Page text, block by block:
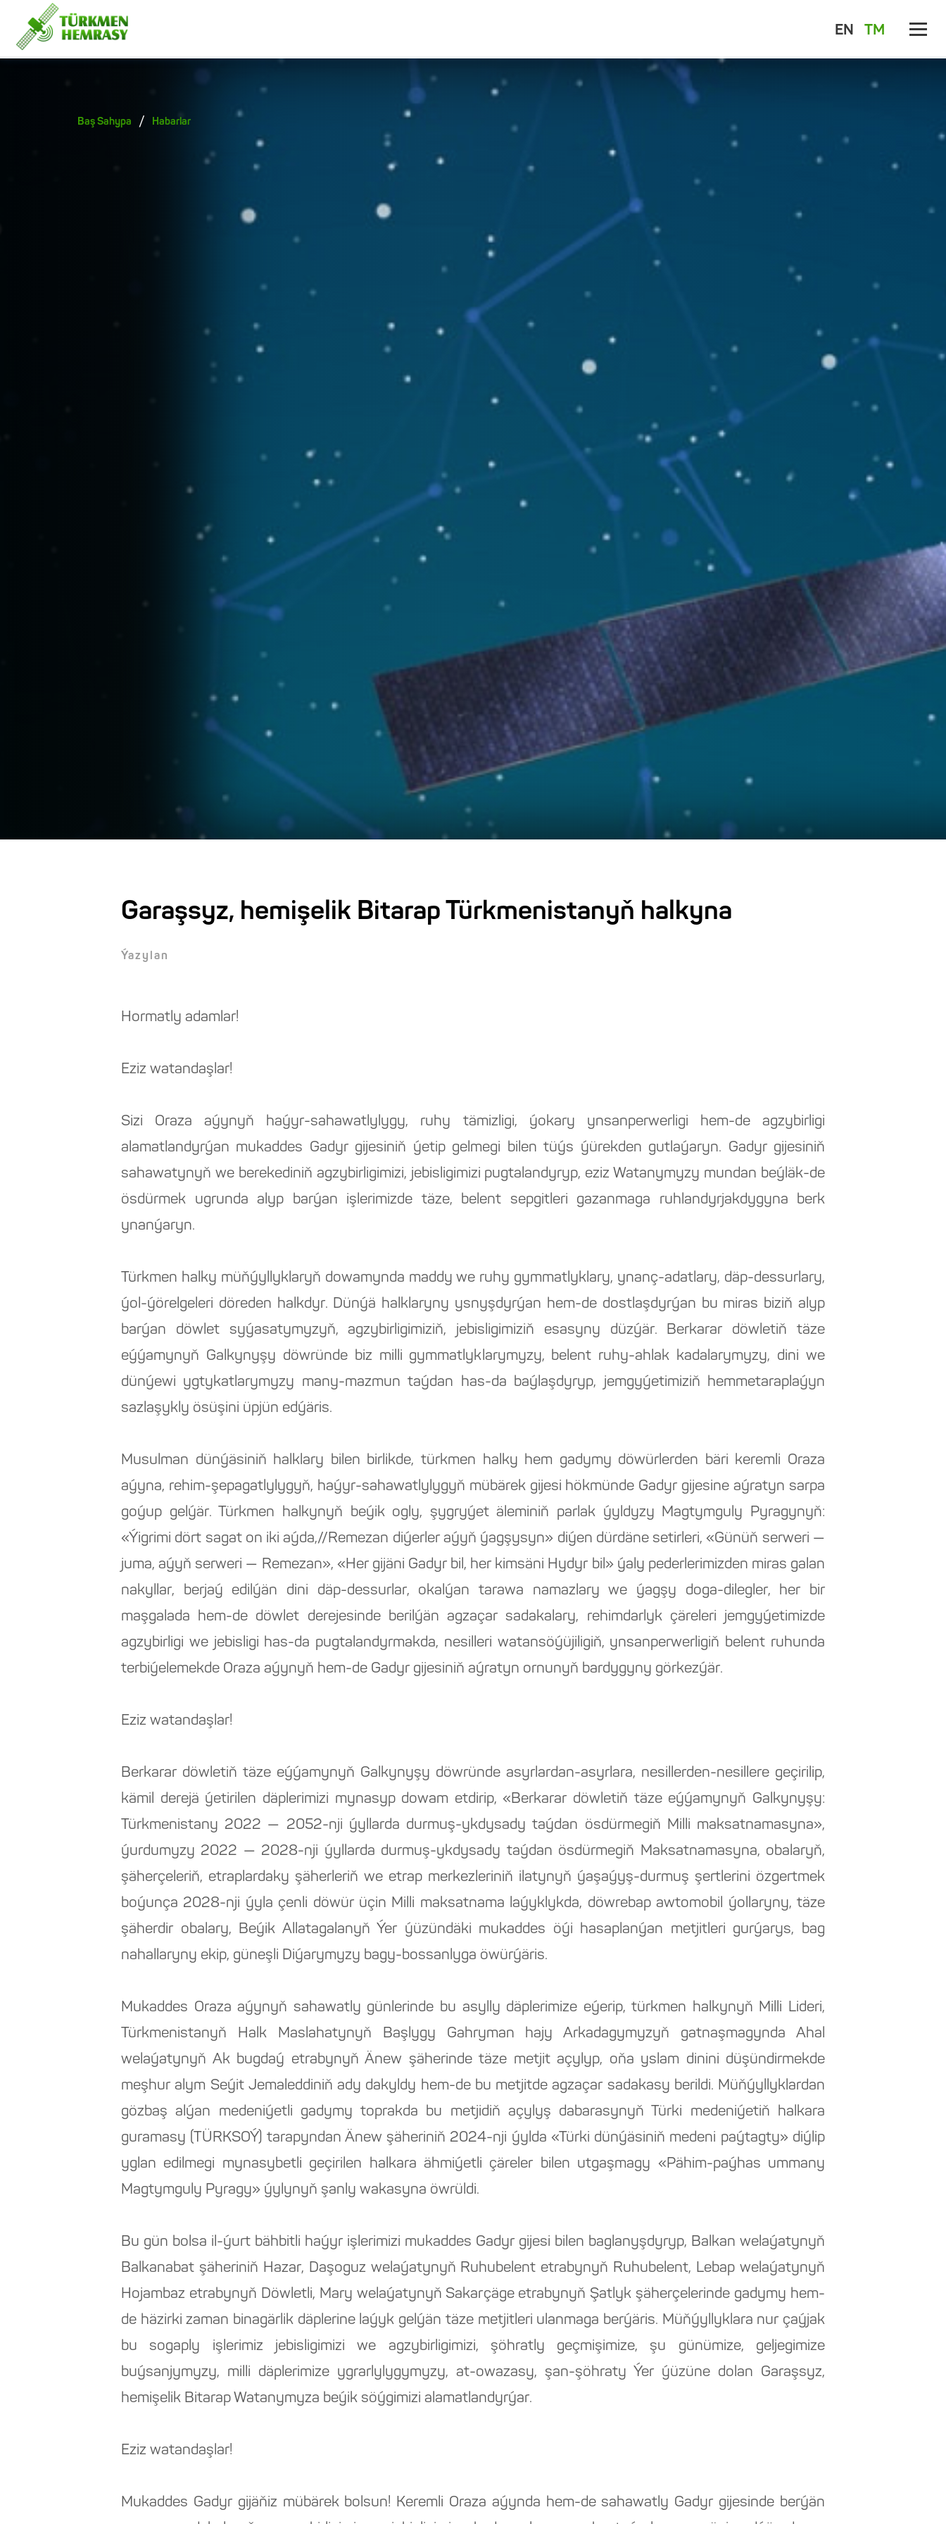
EN TM
Baş Sahypa / Habarlar
Garaşsyz, hemişelik Bitarap Türkmenistanyň halkyna
Ýazylan
Hormatly adamlar!
Eziz watandaşlar!
Sizi Oraza aýynyň haýyr-sahawatlylygy, ruhy tämizligi, ýokary ynsanperwerligi hem-de agzybirligi
alamatlandyrýan mukaddes Gadyr gijesiniň ýetip gelmegi bilen tüýs ýürekden gutlaýaryn. Gadyr gijesiniň
sahawatynyň we berekediniň agzybirligimizi, jebisligimizi pugtalandyryp, eziz Watanymyzy mundan beýläk-de
ösdürmek ugrunda alyp barýan işlerimizde täze, belent sepgitleri gazanmaga ruhlandyrjakdygyna berk
ynanýaryn.
Türkmen halky müňýyllyklaryň dowamynda maddy we ruhy gymmatlyklary, ynanç-adatlary, däp-dessurlary,
ýol-ýörelgeleri döreden halkdyr. Dünýä halklaryny ysnyşdyrýan hem-de dostlaşdyrýan bu miras biziň alyp
barýan döwlet syýasatymyzyň, agzybirligimiziň, jebisligimiziň esasyny düzýär. Berkarar döwletiň täze
eýýamynyň Galkynyşy döwründe biz milli gymmatlyklarymyzy, belent ruhy-ahlak kadalarymyzy, dini we
dünýewi ygtykatlarymyzy many-mazmun taýdan has-da baýlaşdyryp, jemgyýetimiziň hemmetaraplaýyn
sazlaşykly ösüşini üpjün edýäris.
Musulman dünýäsiniň halklary bilen birlikde, türkmen halky hem gadymy döwürlerden bäri keremli Oraza
aýyna, rehim-şepagatlylygyň, haýyr-sahawatlylygyň mübärek gijesi hökmünde Gadyr gijesine aýratyn sarpa
goýup gelýär. Türkmen halkynyň beýik ogly, şygryýet äleminiň parlak ýyldyzy Magtymguly Pyragynyň:
«Ýigrimi dört sagat on iki aýda,//Remezan diýerler aýyň ýagşysyn» diýen dürdäne setirleri, «Günüň serweri —
juma, aýyň serweri — Remezan», «Her gijäni Gadyr bil, her kimsäni Hydyr bil» ýaly pederlerimizden miras galan
nakyllar, berjaý edilýän dini däp-dessurlar, okalýan tarawa namazlary we ýagşy doga-dilegler, her bir
maşgalada hem-de döwlet derejesinde berilýän agzaçar sadakalary, rehimdarlyk çäreleri jemgyýetimizde
agzybirligi we jebisligi has-da pugtalandyrmakda, nesilleri watansöýüjiligiň, ynsanperwerligiň belent ruhunda
terbiýelemekde Oraza aýynyň hem-de Gadyr gijesiniň aýratyn ornunyň bardygyny görkezýär.
Eziz watandaşlar!
Berkarar döwletiň täze eýýamynyň Galkynyşy döwründe asyrlardan-asyrlara, nesillerden-nesillere geçirilip,
kämil derejä ýetirilen däplerimizi mynasyp dowam etdirip, «Berkarar döwletiň täze eýýamynyň Galkynyşy:
Türkmenistany 2022 — 2052-nji ýyllarda durmuş-ykdysady taýdan ösdürmegiň Milli maksatnamasyna»,
ýurdumyzy 2022 — 2028-nji ýyllarda durmuş-ykdysady taýdan ösdürmegiň Maksatnamasyna, obalaryň,
şäherçeleriň, etraplardaky şäherleriň we etrap merkezleriniň ilatynyň ýaşaýyş-durmuş şertlerini özgertmek
boýunça 2028-nji ýyla çenli döwür üçin Milli maksatnama laýyklykda, döwrebap awtomobil ýollaryny, täze
şäherdir obalary, Beýik Allatagalanyň Ýer ýüzündäki mukaddes öýi hasaplanýan metjitleri gurýarys, bag
nahallaryny ekip, güneşli Diýarymyzy bagy-bossanlyga öwürýäris.
Mukaddes Oraza aýynyň sahawatly günlerinde bu asylly däplerimize eýerip, türkmen halkynyň Milli Lideri,
Türkmenistanyň Halk Maslahatynyň Başlygy Gahryman hajy Arkadagymyzyň gatnaşmagynda Ahal
welaýatynyň Ak bugdaý etrabynyň Änew şäherinde täze metjit açylyp, oňa yslam dinini düşündirmekde
meşhur alym Seýit Jemaleddiniň ady dakyldy hem-de bu metjitde agzaçar sadakasy berildi. Müňýyllyklardan
gözbaş alýan medeniýetli gadymy toprakda bu metjidiň açylyş dabarasynyň Türki medeniýetiň halkara
guramasy (TÜRKSOÝ) tarapyndan Änew şäheriniň 2024-nji ýylda «Türki dünýäsiniň medeni paýtagty» diýlip
yglan edilmegi mynasybetli geçirilen halkara ähmiýetli çäreler bilen utgaşmagy «Pähim-paýhas ummany
Magtymguly Pyragy» ýylynyň şanly wakasyna öwrüldi.
Bu gün bolsa il-ýurt bähbitli haýyr işlerimizi mukaddes Gadyr gijesi bilen baglanyşdyryp, Balkan welaýatynyň
Balkanabat şäheriniň Hazar, Daşoguz welaýatynyň Ruhubelent etrabynyň Ruhubelent, Lebap welaýatynyň
Hojambaz etrabynyň Döwletli, Mary welaýatynyň Sakarçäge etrabynyň Şatlyk şäherçelerinde gadymy hem-
de häzirki zaman binagärlik däplerine laýyk gelýän täze metjitleri ulanmaga berýäris. Müňýyllyklara nur çaýjak
bu sogaply işlerimiz jebisligimizi we agzybirligimizi, şöhratly geçmişimize, şu günümize, geljegimize
buýsanjymyzy, milli däplerimize ygrarlylygymyzy, at-owazasy, şan-şöhraty Ýer ýüzüne dolan Garaşsyz,
hemişelik Bitarap Watanymyza beýik söýgimizi alamatlandyrýar.
Eziz watandaşlar!
Mukaddes Gadyr gijäňiz mübärek bolsun! Keremli Oraza aýynda hem-de sahawatly Gadyr gijesinde berýän